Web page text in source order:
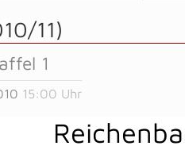
11)
1
15:00 Uhr